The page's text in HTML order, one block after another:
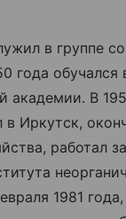
в группе
года обучался
академии. В
в Иркутск,
работал
1981